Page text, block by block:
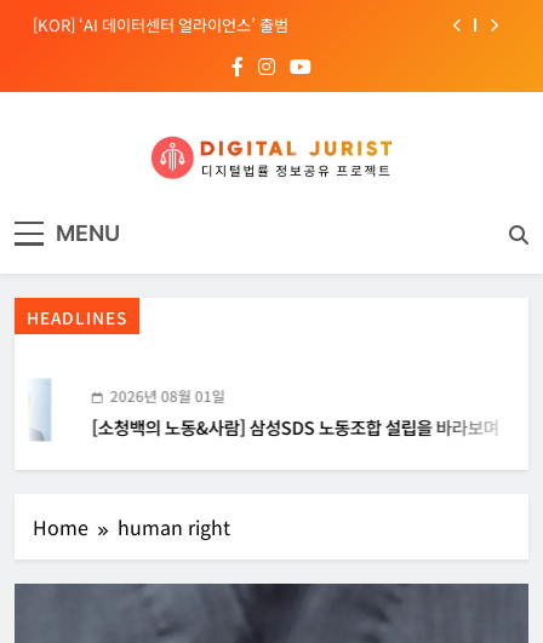
Skip[KOR] ‘AI 데이터센터 얼라이언스’ 출범
[EU] 틱톡의 아동 보호 미흡 관련 예비 조사결과 발표
[Russia] 텔레그램 설립자 파벨 두로프 기소
[KOR] ‘AI 데이터센터 얼라이언스’ 출범
[EU] 틱톡의 아동 보호 미흡 관련 예비 조사결과 발표
MENU
HEADLINES
2026년 08월 01일
[소청백의 노동&사람] 삼성SDS 노동조합 설립을 바라보며
Home human right